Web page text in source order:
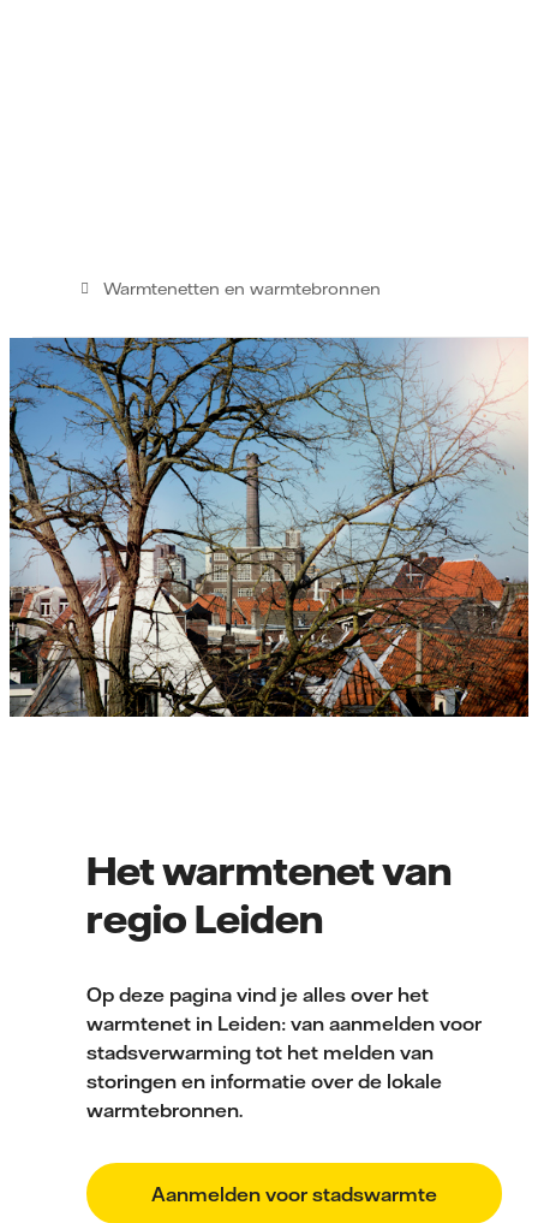
Warmtenetten en warmtebronnen
Het warmtenet van
regio Leiden
Op deze pagina vind je alles over het
warmtenet in Leiden: van aanmelden voor
stadsverwarming tot het melden van
storingen en informatie over de lokale
warmtebronnen.
Aanmelden voor stadswarmte